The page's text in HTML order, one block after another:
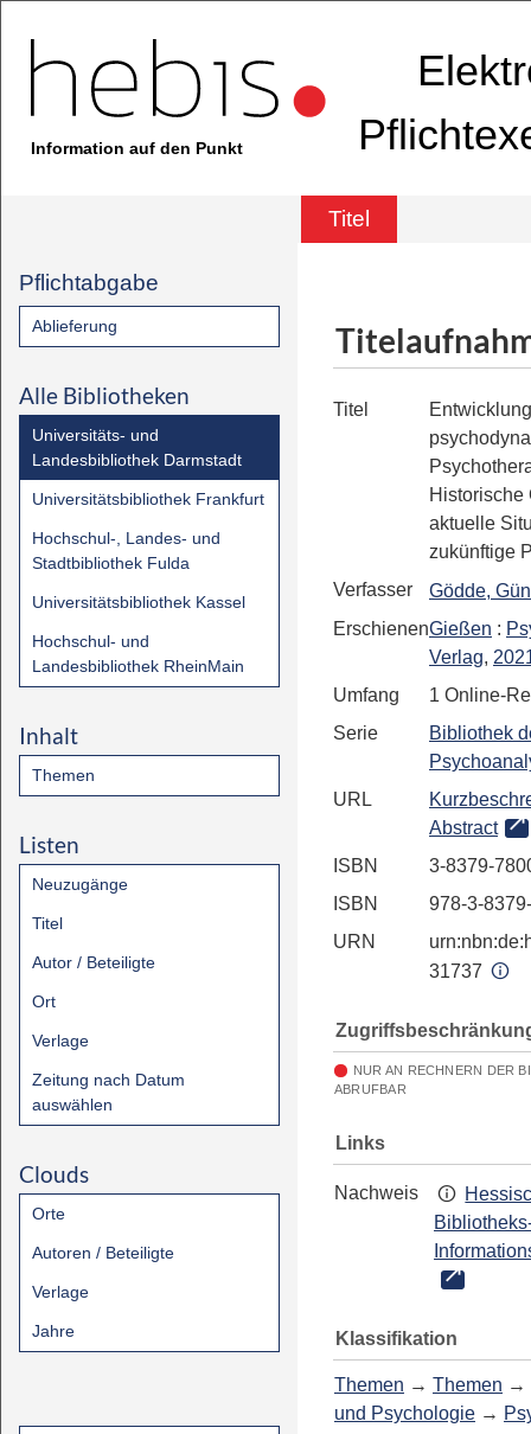
Information auf den Punkt
Titel
Pflichtabgabe
Ablieferung
Alle Bibliotheken
Universitäts- und
Landesbibliothek Darmstadt
Universitätsbibliothek Frankfurt
Hochschul-, Landes- und
Stadtbibliothek Fulda
Universitätsbibliothek Kassel
Hochschul- und
Landesbibliothek RheinMain
Inhalt
Themen
Listen
Neuzugänge
Titel
Autor / Beteiligte
Ort
Verlage
Zeitung nach Datum
auswählen
Clouds
Orte
Autoren / Beteiligte
Verlage
Jahre
Titel
Historische
aktuelle
zukünftige
Verfasser
Gödde,
ErschienenGießen :
Verlag,
Umfang
1 Online-
Serie
Bibliothek
URL
Abstract
ISBN
3-8379-
ISBN
978-3-
URN
31737
NUR AN RECHNERN DER
ABRUFBAR
Links
Nachweis
Klassifikation
Themen → Themen →
und Psychologie →